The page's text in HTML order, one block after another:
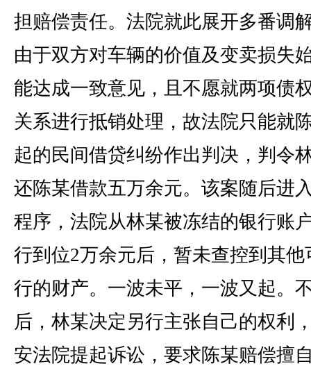
担赔偿责任。法院就此展开多番调
由于双方对车辆的价值及变卖损失
能达成一致意见，且不愿就两项债
关系进行抵销处理，故法院只能就
起的民间借贷纠纷作出判决，判令
还陈某借款五万余元。该案随后进
程序，法院从林某被冻结的银行账
行到位2万余元后，暂未查控到其他
行的财产。一波未平，一波又起。
后，林某决定另行主张自己的权利
安法院提起诉讼，要求陈某赔偿擅